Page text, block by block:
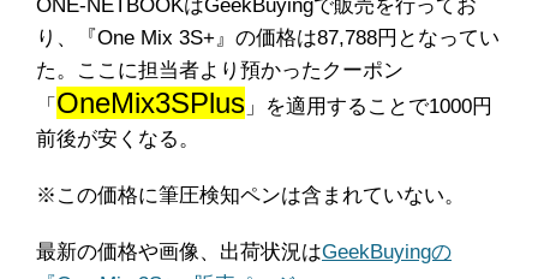
ONE-NETBOOKはGeekBuyingで販売を行ってお
り、『One Mix 3S+』の価格は87,788円となってい
た。ここに担当者より預かったクーポン
「 OneMix3SPlus 」を適用することで1000円
前後が安くなる。
※この価格に筆圧検知ペンは含まれていない。
最新の価格や画像、出荷状況はGeekBuyingの